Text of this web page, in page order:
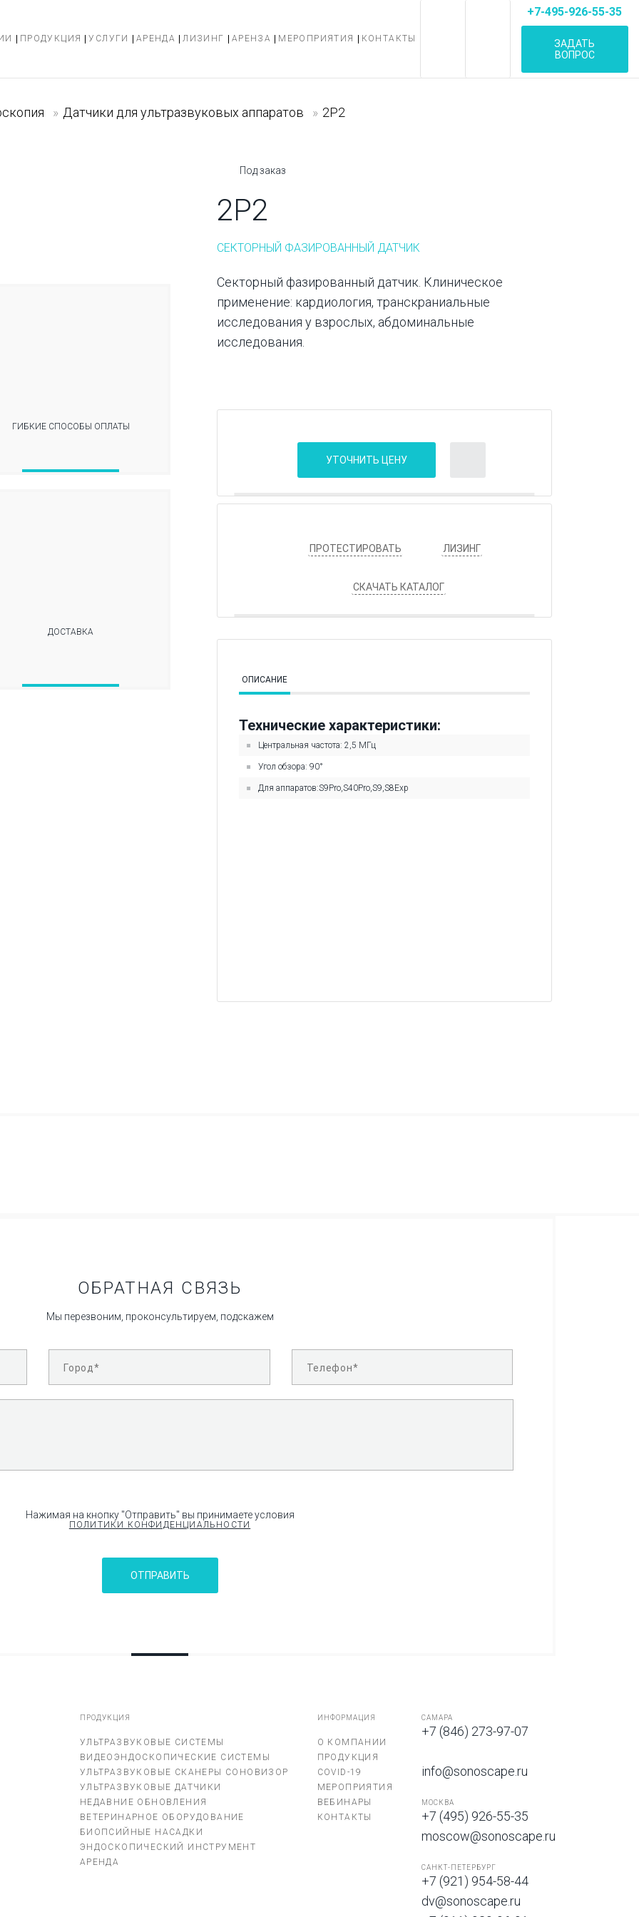
ПРОДУКЦИЯ УСЛУГИ АРЕНДА ЛИЗИНГ АРЕНЗА МЕРОПРИЯТИЯ КОНТАКТЫ
+7-495-926-55-35
ЗАДАТЬ
ВОПРОС
» Датчики для ультразвуковых аппаратов » 2P2
ГИБКИЕ СПОСОБЫ ОПЛАТЫ
ДОСТАВКА
Под заказ
2P2
СЕКТОРНЫЙ ФАЗИРОВАННЫЙ ДАТЧИК
Секторный фазированный датчик. Клиническое
применение: кардиология, транскраниальные
исследования у взрослых, абдоминальные
исследования.
УТОЧНИТЬ ЦЕНУ
ПРОТЕСТИРОВАТЬ ЛИЗИНГ
СКАЧАТЬ КАТАЛОГ
ОПИСАНИЕ
Технические характеристики:
Центральная частота: 2,5 МГц
Угол обзора: 90°
Для аппаратов:S9Pro,S40Pro,S9,S8Exp
ОБРАТНАЯ СВЯЗЬ
Мы перезвоним, проконсультируем, подскажем
Нажимая на кнопку "Отправить" вы принимаете условия
ПОЛИТИКИ КОНФИДЕНЦИАЛЬНОСТИ
ОТПРАВИТЬ
ПРОДУКЦИЯ
УЛЬТРАЗВУКОВЫЕ СИСТЕМЫ
ВИДЕОЭНДОСКОПИЧЕСКИЕ СИСТЕМЫ
УЛЬТРАЗВУКОВЫЕ СКАНЕРЫ СОНОВИЗОР
УЛЬТРАЗВУКОВЫЕ ДАТЧИКИ
НЕДАВНИЕ ОБНОВЛЕНИЯ
ВЕТЕРИНАРНОЕ ОБОРУДОВАНИЕ
БИОПСИЙНЫЕ НАСАДКИ
ЭНДОСКОПИЧЕСКИЙ ИНСТРУМЕНТ
АРЕНДА
ИНФОРМАЦИЯ
О КОМПАНИИ
ПРОДУКЦИЯ
COVID-19
МЕРОПРИЯТИЯ
ВЕБИНАРЫ
КОНТАКТЫ
САМАРА
+7 (846) 273-97-07
info@sonoscape.ru
МОСКВА
+7 (495) 926-55-35
moscow@sonoscape.ru
САНКТ-ПЕТЕРБУРГ
+7 (921) 954-58-44
dv@sonoscape.ru